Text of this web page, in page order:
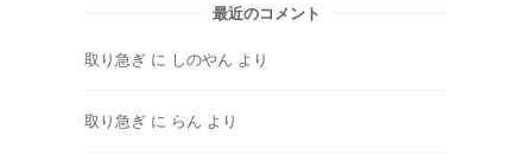
最近のコメント
取り急ぎ に しのやん より
取り急ぎ に らん より